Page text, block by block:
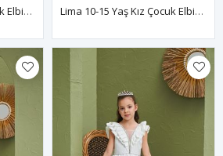
Lima 10-15 Yaş Kız Çocuk Elbise 50013 Bebe Mavi Lima 10-15 Yaş Kız Çocuk Elbise 50013 Lila